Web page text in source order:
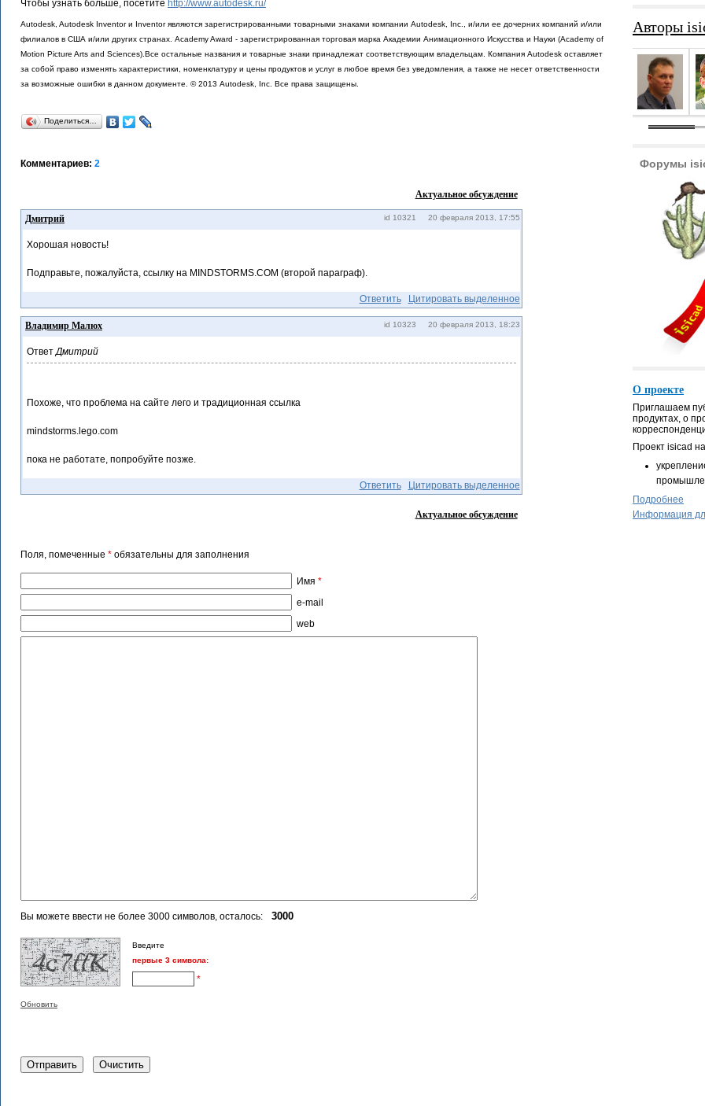
Чтобы узнать больше, посетите http://www.autodesk.ru/
Autodesk, Autodesk Inventor и Inventor являются зарегистрированными товарными знаками компании Autodesk, Inc., и/или ее дочерних компаний и/или
филиалов в США и/или других странах. Academy Award - зарегистрированная торговая марка Академии Анимационного Искусства и Науки (Academy of
Motion Picture Arts and Sciences).Все остальные названия и товарные знаки принадлежат соответствующим владельцам. Компания Autodesk оставляет
за собой право изменять характеристики, номенклатуру и цены продуктов и услуг в любое время без уведомления, а также не несет ответственности
за возможные ошибки в данном документе. © 2013 Autodesk, Inc. Все права защищены.
Поделиться…
Комментариев: 2
Актуальное обсуждение
id 10321 20 февраля 2013, 17:55
Дмитрий
Хорошая новость!
Подправьте, пожалуйста, ссылку на MINDSTORMS.COM (второй параграф).
Ответить Цитировать выделенное
id 10323 20 февраля 2013, 18:23
Владимир Малюх
ОтветДмитрий
Похоже, что проблема на сайте лего и традиционная ссылка
mindstorms.lego.com
пока не работате, попробуйте позже.
Ответить Цитировать выделенное
Актуальное обсуждение
Поля, помеченные * обязательны для заполнения
Имя *
e-mail
web
Вы можете ввести не более 3000 символов, осталось:
Введите
первые 3 символа:
*
Обновить
Авторы
Форумы
О проекте
Приглашаем
продуктах, о
Проект isicad
Подробнее
Информация